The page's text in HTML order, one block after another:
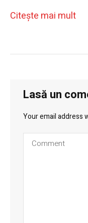
Citeşte mai mult
Lasă un
Your email address